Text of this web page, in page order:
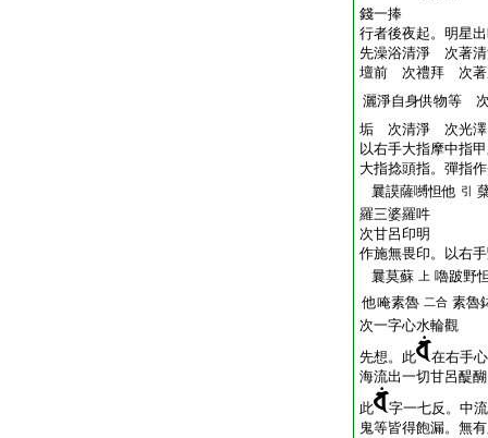
錢一捧
行者後夜起。明星
先澡浴清淨 次著
壇前 次禮拜 次
灑淨自身供物等
垢 次清淨 次光澤
以右手大指摩中指
大指捻頭指。彈指
曩謨薩嚩怛他 引
羅三婆羅吽
次甘呂印明
作施無畏印。以右
曩莫蘇
上 嚕跛野
他唵素魯 二合 素魯
次一字心水輪觀
先想。此
在右手
海流出一切甘呂醍
此
字一七反。中
鬼等皆得飽漏。無